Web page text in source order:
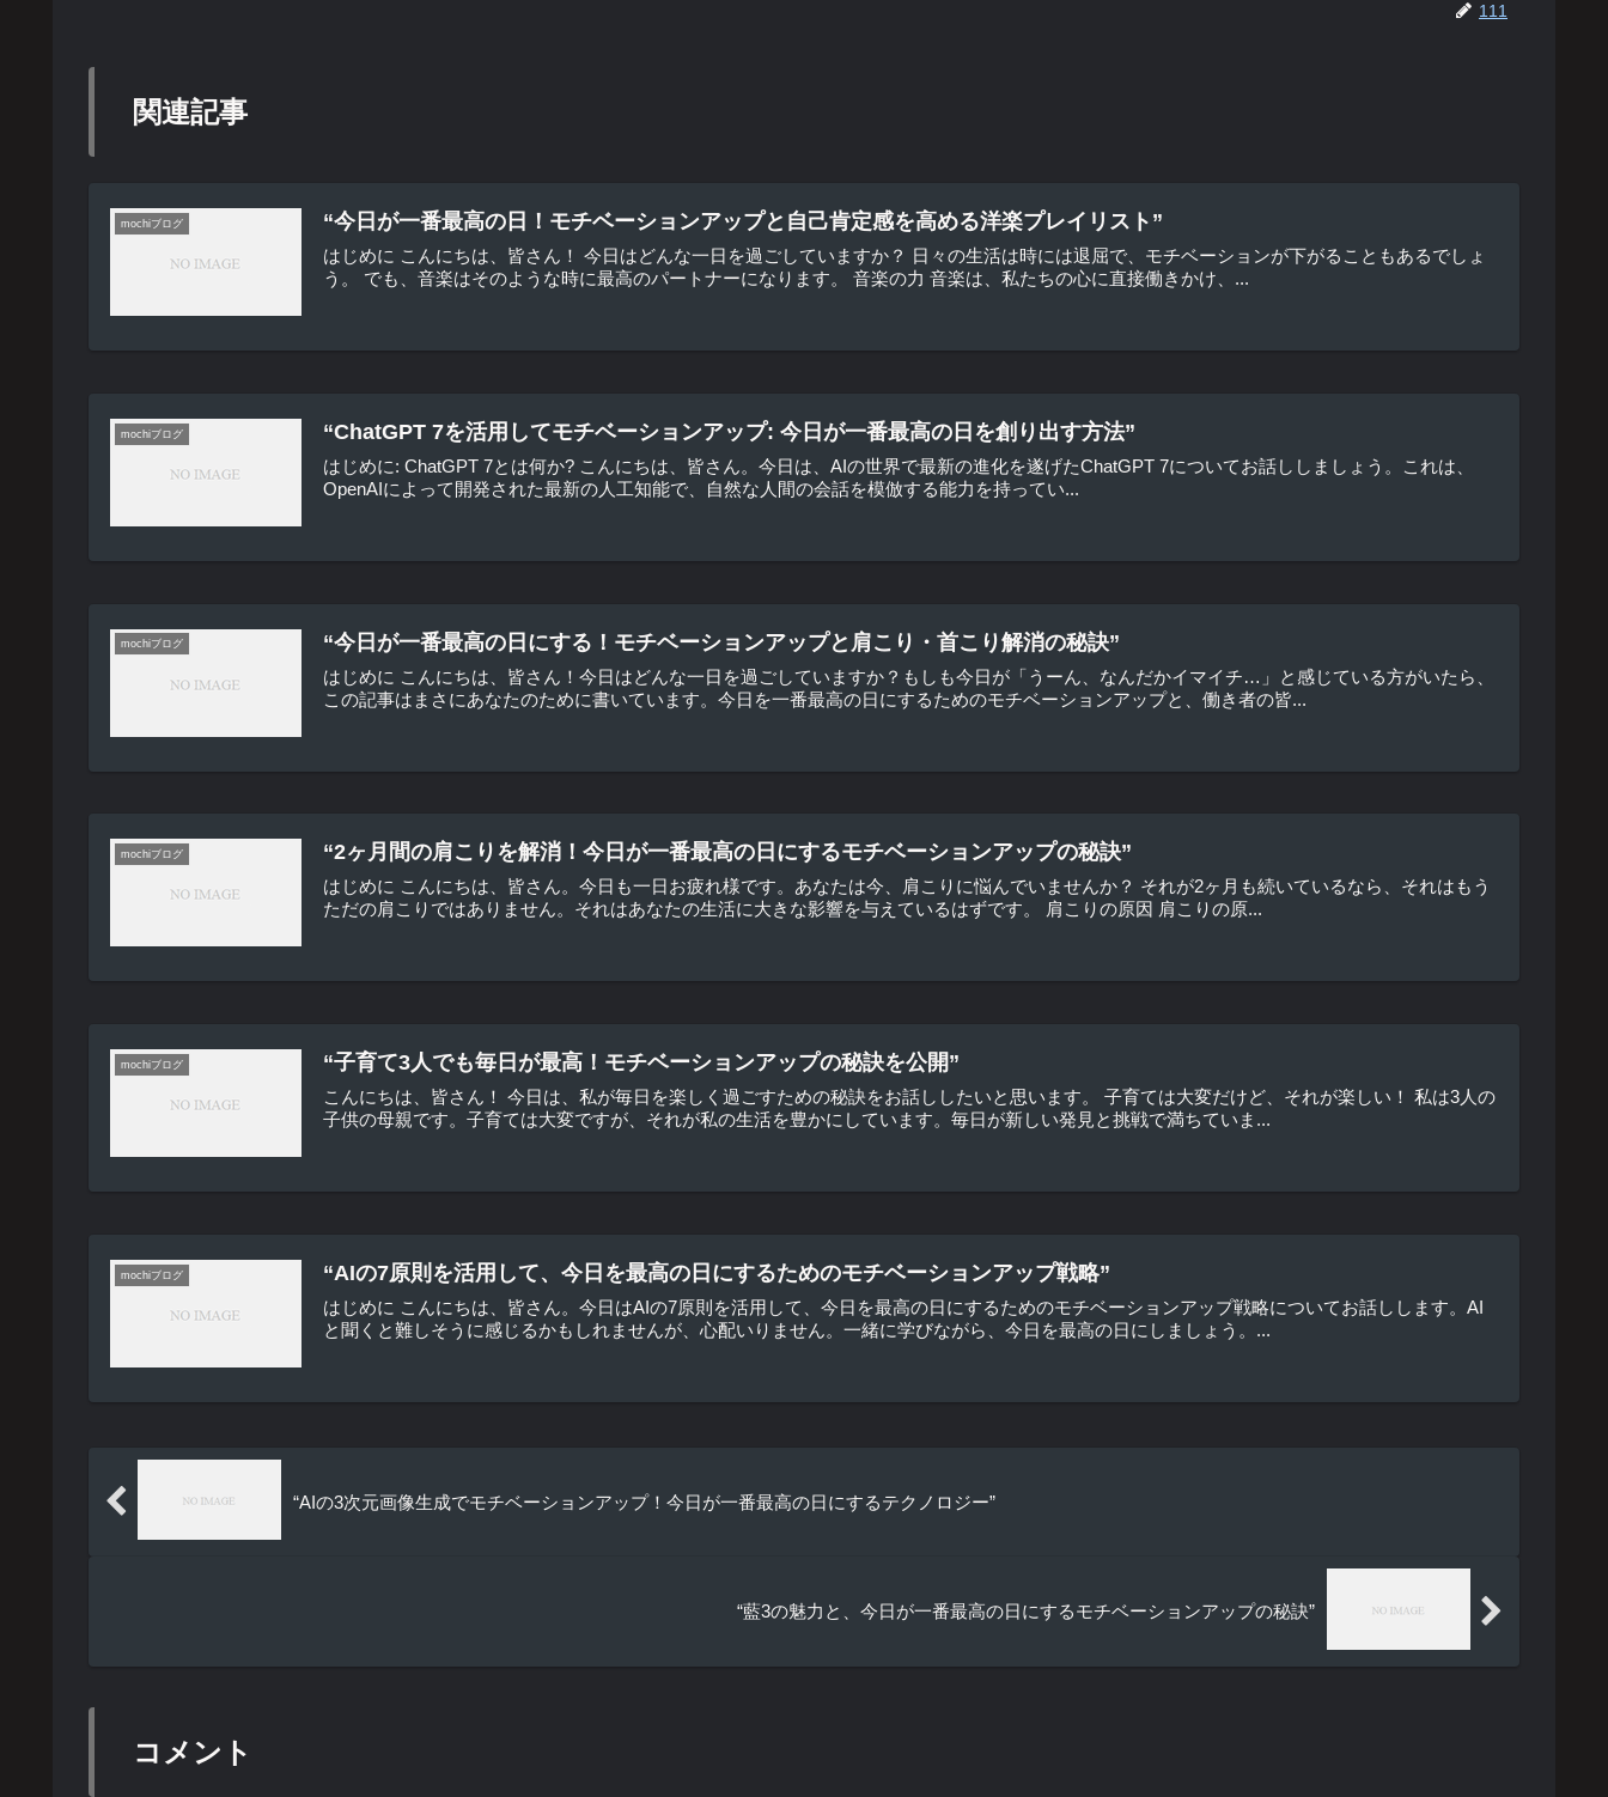
111
関連記事
mochiブログ “今日が一番最高の日！モチベーションアップと自己肯定感を高める洋楽プレイリスト”
はじめに こんにちは、皆さん！ 今日はどんな一日を過ごしていますか？ 日々の生活は時には退屈で、モチベーションが下がることもあるでしょ
う。 でも、音楽はそのような時に最高のパートナーになります。 音楽の力 音楽は、私たちの心に直接働きかけ、...
mochiブログ “ChatGPT 7を活用してモチベーションアップ: 今日が一番最高の日を創り出す方法”
はじめに: ChatGPT 7とは何か? こんにちは、皆さん。今日は、AIの世界で最新の進化を遂げたChatGPT 7についてお話ししましょう。これは、
OpenAIによって開発された最新の人工知能で、自然な人間の会話を模倣する能力を持ってい...
mochiブログ “今日が一番最高の日にする！モチベーションアップと肩こり・首こり解消の秘訣”
はじめに こんにちは、皆さん！今日はどんな一日を過ごしていますか？もしも今日が「うーん、なんだかイマイチ…」と感じている方がいたら、
この記事はまさにあなたのために書いています。今日を一番最高の日にするためのモチベーションアップと、働き者の皆...
mochiブログ “2ヶ月間の肩こりを解消！今日が一番最高の日にするモチベーションアップの秘訣”
はじめに こんにちは、皆さん。今日も一日お疲れ様です。あなたは今、肩こりに悩んでいませんか？ それが2ヶ月も続いているなら、それはもう
ただの肩こりではありません。それはあなたの生活に大きな影響を与えているはずです。 肩こりの原因 肩こりの原...
mochiブログ “子育て3人でも毎日が最高！モチベーションアップの秘訣を公開”
こんにちは、皆さん！ 今日は、私が毎日を楽しく過ごすための秘訣をお話ししたいと思います。 子育ては大変だけど、それが楽しい！ 私は3人の
子供の母親です。子育ては大変ですが、それが私の生活を豊かにしています。毎日が新しい発見と挑戦で満ちていま...
mochiブログ “AIの7原則を活用して、今日を最高の日にするためのモチベーションアップ戦略”
はじめに こんにちは、皆さん。今日はAIの7原則を活用して、今日を最高の日にするためのモチベーションアップ戦略についてお話しします。AI
と聞くと難しそうに感じるかもしれませんが、心配いりません。一緒に学びながら、今日を最高の日にしましょう。...
“AIの3次元画像生成でモチベーションアップ！今日が一番最高の日にするテクノロジー”
“藍3の魅力と、今日が一番最高の日にするモチベーションアップの秘訣”
コメント